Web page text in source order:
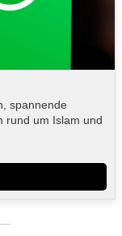
spannende
rund um Islam und